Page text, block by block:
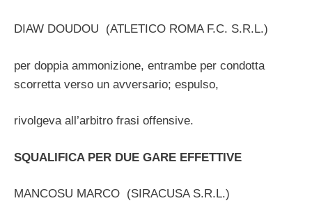
DIAW DOUDOU (ATLETICO ROMA F.C. S.R.L.)
per doppia ammonizione, entrambe per condotta
scorretta verso un avversario; espulso,
rivolgeva all’arbitro frasi offensive.
SQUALIFICA PER DUE GARE EFFETTIVE
MANCOSU MARCO (SIRACUSA S.R.L.)